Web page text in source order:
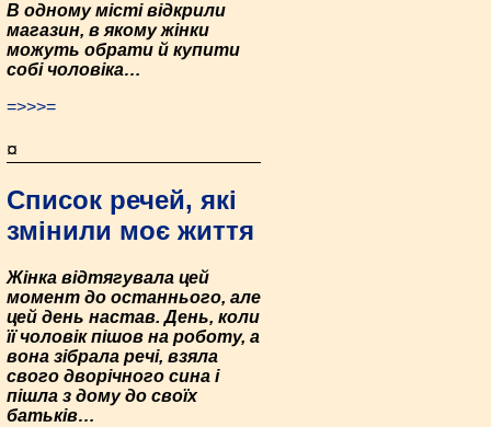
В одному місті відкрили
магазин, в якому жінки
можуть обрати й купити
собі чоловіка…
=>>>=
¤
Список речей, які
змінили моє життя
Жінка відтягувала цей
момент до останнього, але
цей день настав. День, коли
її чоловік пішов на роботу, а
вона зібрала речі, взяла
свого дворічного сина і
пішла з дому до своїх
батьків…